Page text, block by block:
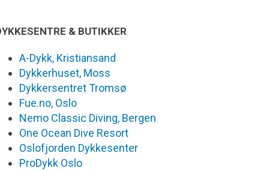
& BUTIKKER
A-Dykk, Kristiansand
Dykkerhuset, Moss
Dykkersentret Tromsø
Fue.no, Oslo
Nemo Classic Diving, Bergen
One Ocean Dive Resort
Oslofjorden Dykkesenter
ProDykk Oslo